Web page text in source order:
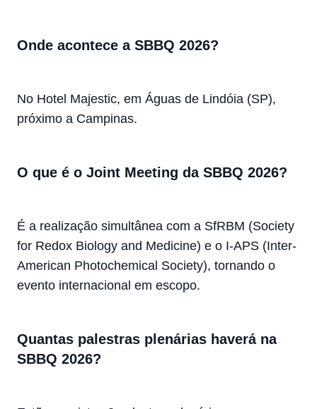
Onde acontece a SBBQ 2026?
No Hotel Majestic, em Águas de Lindóia (SP),
próximo a Campinas.
O que é o Joint Meeting da SBBQ 2026?
É a realização simultânea com a SfRBM (Society
for Redox Biology and Medicine) e o I-APS (Inter-
American Photochemical Society), tornando o
evento internacional em escopo.
Quantas palestras plenárias haverá na
SBBQ 2026?